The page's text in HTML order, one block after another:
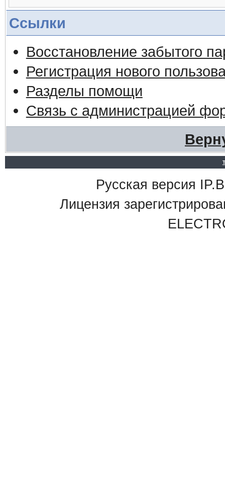
Ссылки
Восстановление забытого
Регистрация нового
Разделы помощи
Связь с администрацией
Русская версия
Лицензия